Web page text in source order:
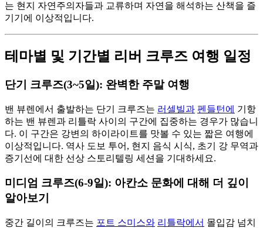
는 현지 자연주의자들과 교류하며 자연을 해석하는 산책을 즐
기기에 이상적입니다.
테마별 및 기간별 리버 크루즈 여행 일정
단기 크루즈(3~5일): 완벽한 주말 여행
밴 뷰렌에서 출발하는 단기 크루즈는 러셀빌과 펜들턴에 기항
하는 밴 뷰렌과 리틀락 사이의 구간에 집중하는 경우가 많습니
다. 이 구간은 강변의 하이라이트를 맛볼 수 있는 짧은 여행에
이상적입니다. 역사 도보 투어, 현지 음식 시식, 초기 강 무역과
증기선에 대한 선상 스토리텔링 세션을 기대하세요.
미디엄 크루즈(6-9일): 아칸소 문화에 대해 더 깊이
알아보기
중간 길이의 크루즈는 포트 스미스와 리틀락에서 몰입감 넘치